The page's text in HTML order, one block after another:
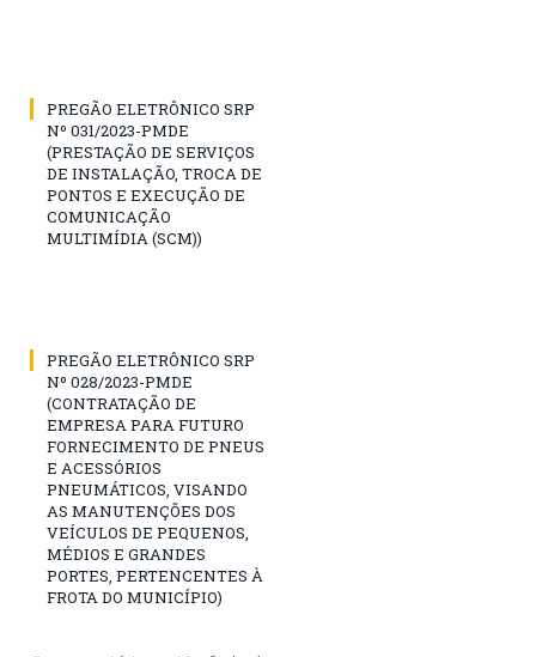
PREGÃO ELETRÔNICO SRP
Nº 031/2023-PMDE
(PRESTAÇÃO DE SERVIÇOS
DE INSTALAÇÃO, TROCA DE
PONTOS E EXECUÇÃO DE
COMUNICAÇÃO
MULTIMÍDIA (SCM))
PREGÃO ELETRÔNICO SRP
Nº 028/2023-PMDE
(CONTRATAÇÃO DE
EMPRESA PARA FUTURO
FORNECIMENTO DE PNEUS
E ACESSÓRIOS
PNEUMÁTICOS, VISANDO
AS MANUTENÇÕES DOS
VEÍCULOS DE PEQUENOS,
MÉDIOS E GRANDES
PORTES, PERTENCENTES À
FROTA DO MUNICÍPIO)